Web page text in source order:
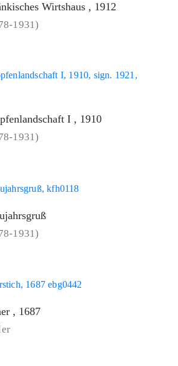
Wirtshaus , 1912
1931)
I , 1910
1931)
1931)
, 1687